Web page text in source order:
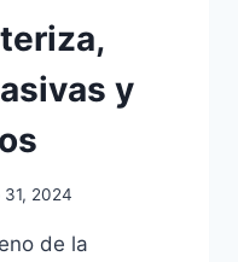
y
31, 2024
de la